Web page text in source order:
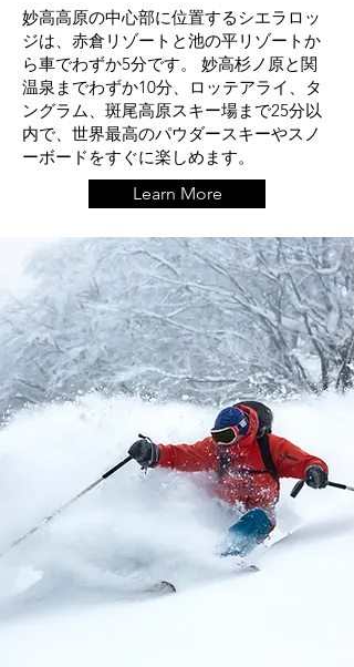
妙高高原の中心部に位置するシエラロッ
ジは、赤倉リゾートと池の平リゾートか
ら車でわずか5分です。 妙高杉ノ原と関
温泉までわずか10分、ロッテアライ、タ
ングラム、斑尾高原スキー場まで25分以
内で、世界最高のパウダースキーやスノ
ーボードをすぐに楽しめます。
Learn More